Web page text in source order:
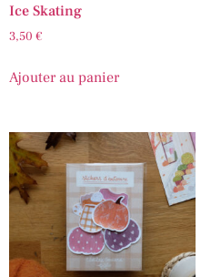
Ice Skating
3,50 €
Ajouter au panier